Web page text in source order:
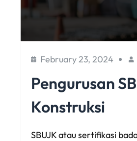
February 23, 2024
Pengurusan
Konstruksi
SBUJK atau sertifikasi